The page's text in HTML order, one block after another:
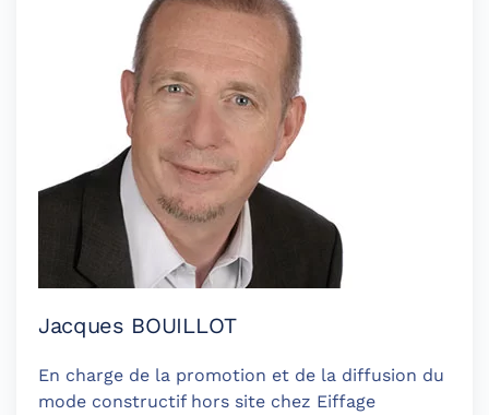
Jacques BOUILLOT
En charge de la promotion et de la diffusion du
mode constructif hors site chez Eiffage